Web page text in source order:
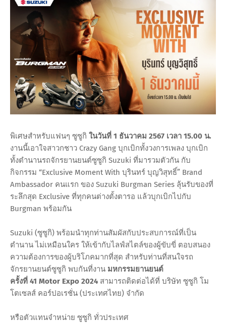
พิเศษสำหรับแฟนๆ ซูซูกิ ในวันที่ 1 ธันวาคม 2567 เวลา 15.00 น.
งานนี้เอาใจสาวกชาว Crazy Gang บุกเบิกทั้งวงการเพลง บุกเบิก
ทั้งตำนานรถจักรยานยนต์ซูซูกิ Suzuki ที่มารวมตัวกัน กับ
กิจกรรม “Exclusive Moment With บุรินทร์ บุญวิสุทธิ์” Brand
Ambassador คนแรก ของ Suzuki Burgman Series ลุ้นรับของที่
ระลึกสุด Exclusive ที่ทุกคนต่างตั้งตารอ แล้วบุกเบิกไปกับ
Burgman พร้อมกัน
Suzuki (ซูซูกิ) พร้อมนำทุกท่านสัมผัสกับประสบการณ์ที่เป็น
ตำนาน ไม่เหมือนใคร ให้เข้ากับไลฟ์สไตล์ของผู้ขับขี่ ตอบสนอง
ความต้องการของผู้บริโภคมากที่สุด สำหรับท่านที่สนใจรถ
จักรยานยนต์ซูซูกิ พบกันที่งาน มหกรรมยานยนต์
ครั้งที่ 41 Motor Expo 2024 สามารถติดต่อได้ที่ บริษัท ซูซูกิ โม
โตเซลส์ คอร์ปอเรชั่น (ประเทศไทย) จำกัด
หรือตัวแทนจำหน่าย ซูซูกิ ทั่วประเทศ